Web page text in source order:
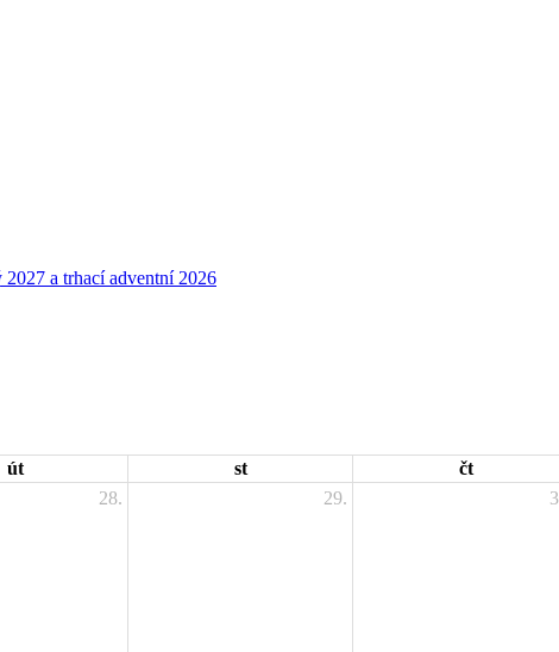
út st čt
28. 29.